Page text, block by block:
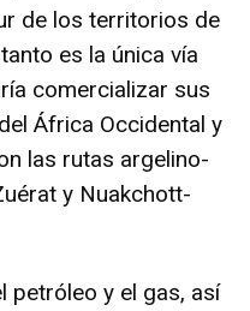
de los territorios de
es la única vía
comercializar sus
África Occidental y
las rutas argelino-
y Nuakchott-
petróleo y el gas, así